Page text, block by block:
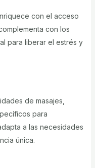
con el acceso
con los
para liberar el estrés y
de masajes,
para
a las necesidades
única.